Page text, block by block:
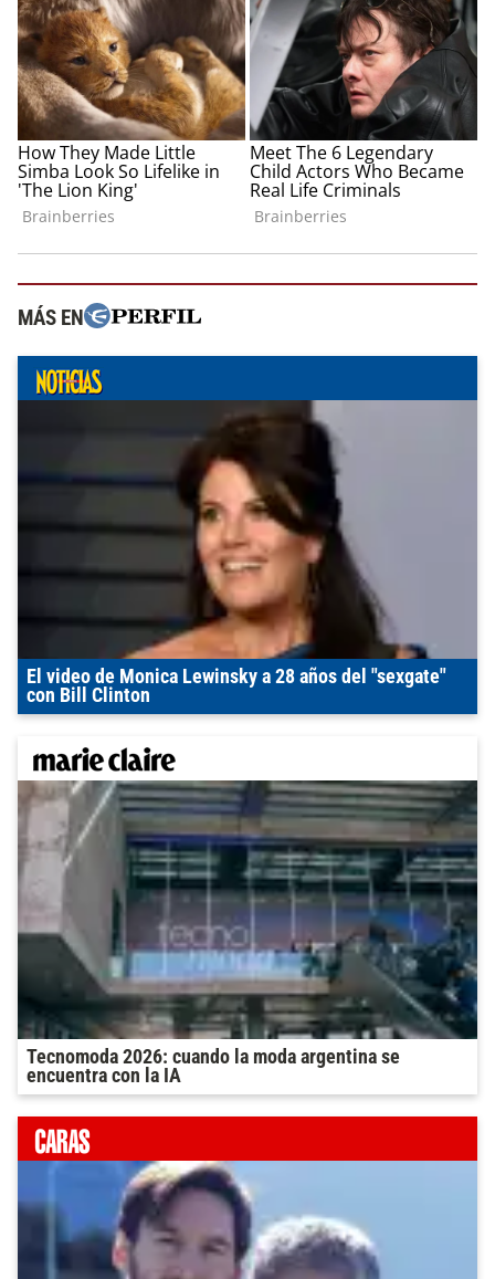
MÁS EN
El video de Monica Lewinsky a 28 años del "sexgate"
con Bill Clinton
Tecnomoda 2026: cuando la moda argentina se
encuentra con la IA